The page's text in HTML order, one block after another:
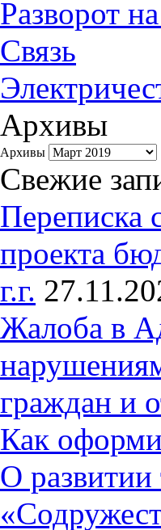
Разворот
Связь
Архивы
Архивы
Свежие
проекта
г.г.
Жалоба в
граждан и
Как
О